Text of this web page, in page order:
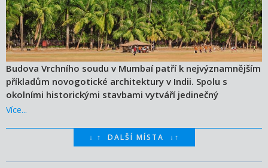
Budova Vrchního soudu v Mumbaí patří k nejvýznamnějším
příkladům novogotické architektury v Indii. Spolu s
okolními historickými stavbami vytváří jedinečný
architektonický celek zapsaný na seznamu světového
Více...
↓ ↑ DALŠÍ MÍSTA ↓ ↑